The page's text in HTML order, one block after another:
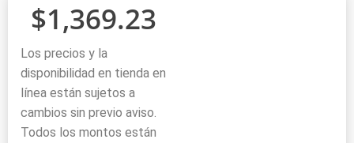
$1,369.23
Los precios y la
disponibilidad en tienda en
línea están sujetos a
cambios sin previo aviso.
Todos los montos están